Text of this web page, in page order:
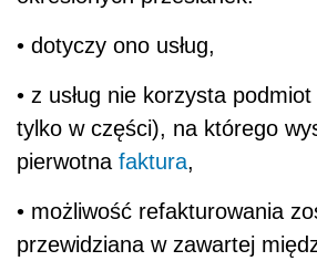
• dotyczy ono usług,
• z usług nie korzysta
tylko w części), na którego
pierwotna faktura,
• możliwość refakturowania
przewidziana w zawartej